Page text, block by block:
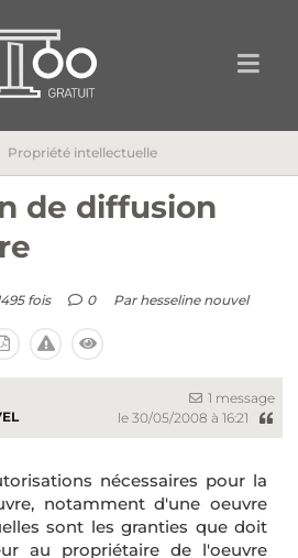
Propriété intellectuelle
de diffusion
fois 0 Par hesseline nouvel
1 message
le 30/05/2008 à 16:21
nécessaires pour la
notamment d'une oeuvre
sont les granties que doit
au propriétaire de l'oeuvre